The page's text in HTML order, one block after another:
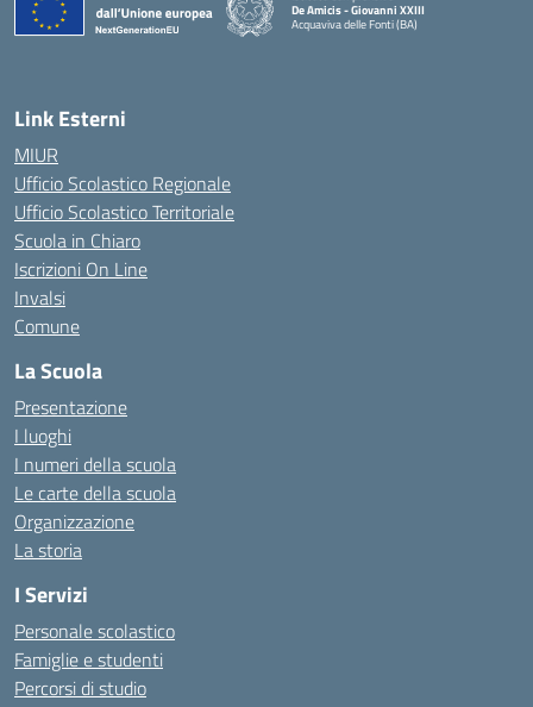
De Amicis - Giovanni XXIII
Acquaviva delle Fonti (BA)
— Visita la pagina iniziale della scuola
Link Esterni
MIUR
Ufficio Scolastico Regionale
Ufficio Scolastico Territoriale
Scuola in Chiaro
Iscrizioni On Line
Invalsi
Comune
La Scuola
Presentazione
I luoghi
I numeri della scuola
Le carte della scuola
Organizzazione
La storia
I Servizi
Personale scolastico
Famiglie e studenti
Percorsi di studio